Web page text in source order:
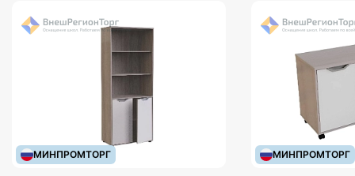
МИНПРОМТОРГ МИНПРОМТОРГ